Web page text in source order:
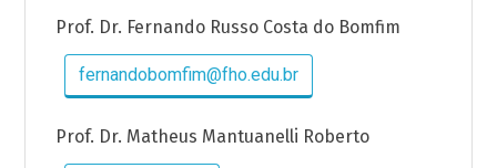
Prof. Dr. Fernando Russo Costa do Bomfim
fernandobomfim@fho.edu.br
Prof. Dr. Matheus Mantuanelli Roberto